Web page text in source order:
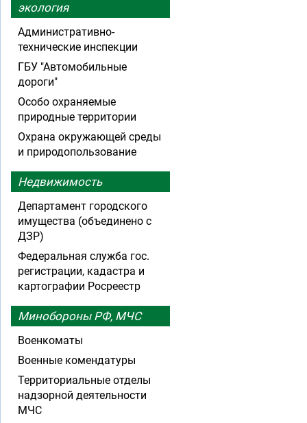
экология
Административно-
технические инспекции
ГБУ "Автомобильные
дороги"
Особо охраняемые
природные территории
Охрана окружающей среды
и природопользование
Недвижимость
Департамент городского
имущества (объединено с
ДЗР)
Федеральная служба гос.
регистрации, кадастра и
картографии Росреестр
Минобороны РФ, МЧС
Военкоматы
Военные комендатуры
Территориальные отделы
надзорной деятельности
МЧС